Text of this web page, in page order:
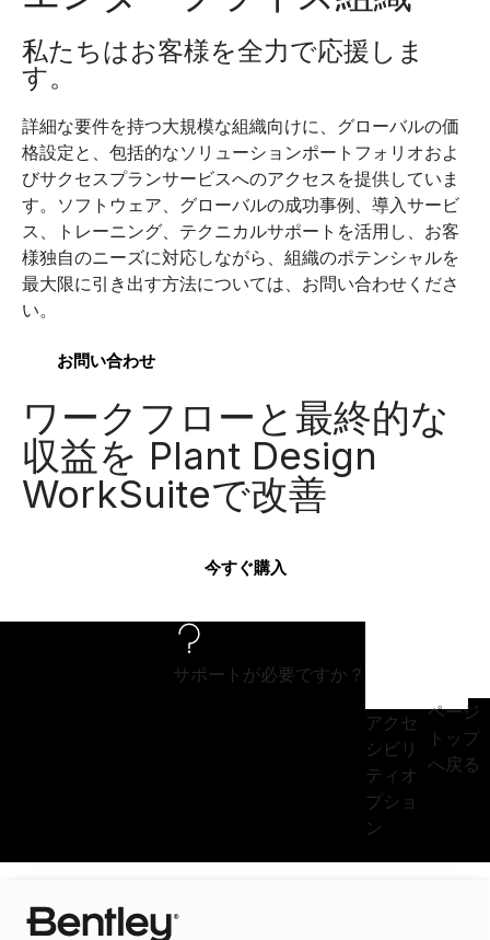
私たちはお客様を全力で応援しま
す。
詳細な要件を持つ大規模な組織向けに、グローバルの価
格設定と、包括的なソリューションポートフォリオおよ
びサクセスプランサービスへのアクセスを提供していま
す。ソフトウェア、グローバルの成功事例、導入サービ
ス、トレーニング、テクニカルサポートを活用し、お客
様独自のニーズに対応しながら、組織のポテンシャルを
最大限に引き出す方法については、お問い合わせくださ
い。
お問い合わせ
ワークフローと最終的な
収益を Plant Design
WorkSuiteで改善
今すぐ購入
サポートが必要ですか？
アクセ
シビリ
ティオ
プショ
ン
ページ
トップ
へ戻る